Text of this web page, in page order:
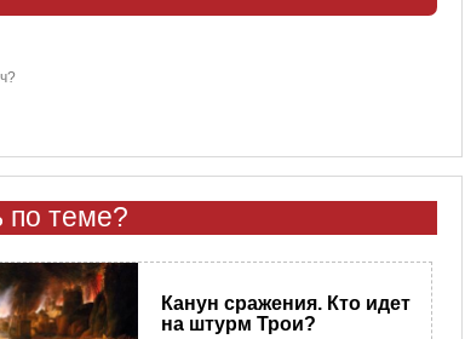
по теме?
Канун сражения. Кто идет
на штурм Трои?